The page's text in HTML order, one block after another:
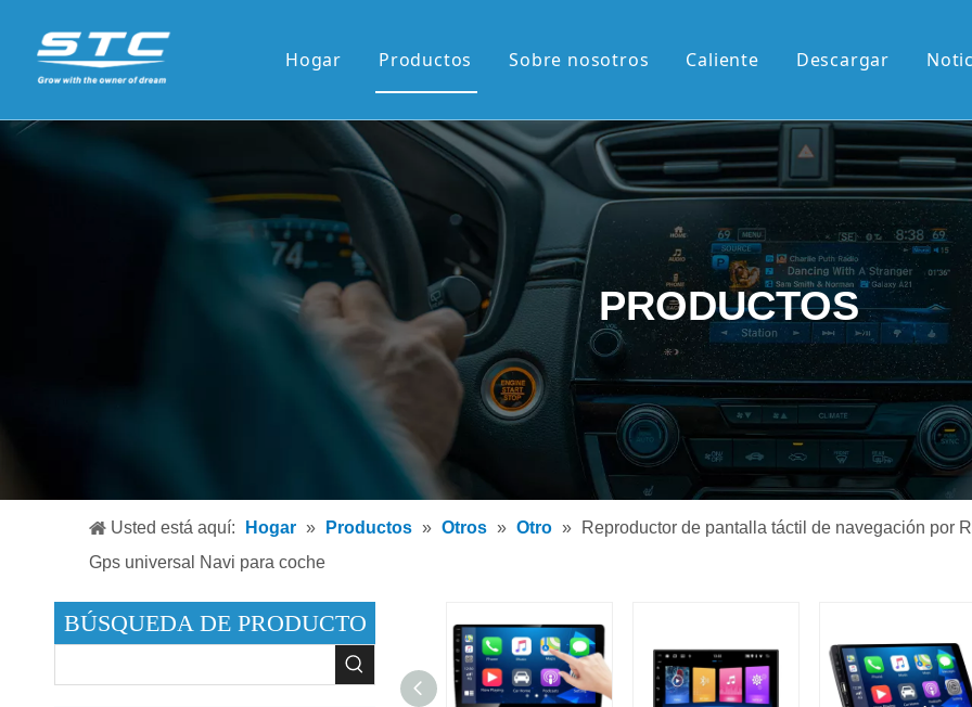
Hogar Productos
Serie OEM de 13,1'
Serie OEM de 12,3'
Pantalla 2K de 10,36'
Pantalla vertical de 9,7'
7'panel retráctil Android
9'/10'android
Los recién llegados
Reproductor de MP3 para coche
Sobre nosotros Caliente Descargar
PRODUCTOS
Usted está aquí: Hogar » Productos » Otros » Otro »
Reproductor de pantalla táctil de navegación por
Gps universal Navi para coche
BÚSQUEDA DE PRODUCTO